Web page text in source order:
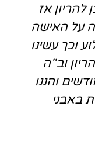
אז
על האישה
וכך עשינו
וב"ה
חובקים בן, בן 4 חודשים והננו
באבני